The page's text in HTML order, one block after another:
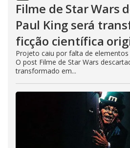
Filme de Star Wars
Paul King será
ficção científica
Projeto caiu por falta de
O post Filme de Star Wars
transformado em...